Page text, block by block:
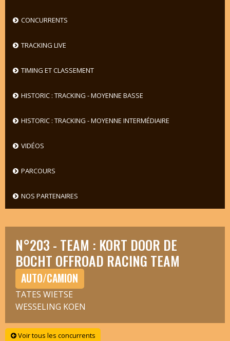
CONCURRENTS
TRACKING LIVE
TIMING ET CLASSEMENT
HISTORIC : TRACKING - MOYENNE BASSE
HISTORIC : TRACKING - MOYENNE INTERMÉDIAIRE
VIDÉOS
PARCOURS
NOS PARTENAIRES
N°203 - TEAM : KORT DOOR DE
BOCHT OFFROAD RACING TEAM
AUTO/CAMION
TATES WIETSE
WESSELING KOEN
Voir tous les concurrents